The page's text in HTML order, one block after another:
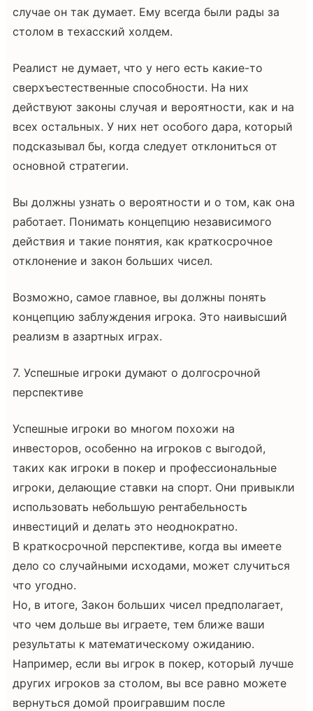
случае он так думает. Ему всегда были рады за
столом в техасский холдем.
Реалист не думает, что у него есть какие-то
сверхъестественные способности. На них
действуют законы случая и вероятности, как и на
всех остальных. У них нет особого дара, который
подсказывал бы, когда следует отклониться от
основной стратегии.
Вы должны узнать о вероятности и о том, как она
работает. Понимать концепцию независимого
действия и такие понятия, как краткосрочное
отклонение и закон больших чисел.
Возможно, самое главное, вы должны понять
концепцию заблуждения игрока. Это наивысший
реализм в азартных играх.
7. Успешные игроки думают о долгосрочной
перспективе
Успешные игроки во многом похожи на
инвесторов, особенно на игроков с выгодой,
таких как игроки в покер и профессиональные
игроки, делающие ставки на спорт. Они привыкли
использовать небольшую рентабельность
инвестиций и делать это неоднократно.
В краткосрочной перспективе, когда вы имеете
дело со случайными исходами, может случиться
что угодно.
Но, в итоге, Закон больших чисел предполагает,
что чем дольше вы играете, тем ближе ваши
результаты к математическому ожиданию.
Например, если вы игрок в покер, который лучше
других игроков за столом, вы все равно можете
вернуться домой проигравшим после